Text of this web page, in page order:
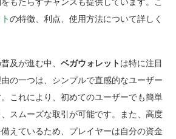
もたらすチャンスも提供しています。こ
の特徴、利点、使用方法について詳しく
及が進む中、 ベガウォレット は特に注目
の一つは、シンプルで直感的なユーザー
これにより、初めてのユーザーでも簡単
スムーズな取引が可能です。また、高度
えているため、プレイヤーは自分の資金